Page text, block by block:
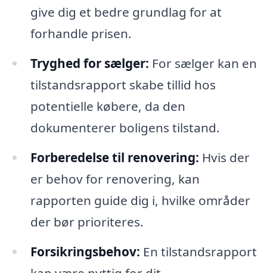
give dig et bedre grundlag for at
forhandle prisen.
Tryghed for sælger: For sælger kan en
tilstandsrapport skabe tillid hos
potentielle købere, da den
dokumenterer boligens tilstand.
Forberedelse til renovering: Hvis der
er behov for renovering, kan
rapporten guide dig i, hvilke områder
der bør prioriteres.
Forsikringsbehov: En tilstandsrapport